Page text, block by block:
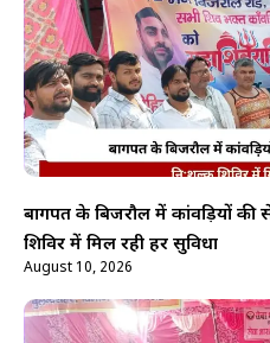
बागपत के बिजरौल में कांवड़ियों
शिविर में मिल रही हर सुविधा
August 10, 2026